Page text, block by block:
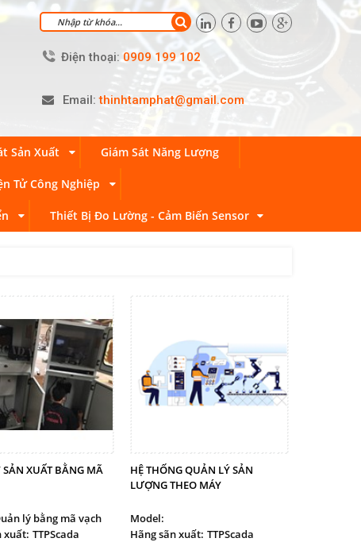
Điện thoại:0909 199 102
Email: thinhtamphat@gmail.com
Sản Xuất Giám Sát Năng Lượng
Tử Công Nghiệp
Thiết Bị Đo Lường - Cảm Biến Sensor
XUẤT BẰNG MÃ
lý bằng mã vạch
xuất: TTPScada
HỆ THỐNG QUẢN LÝ SẢN
LƯỢNG THEO MÁY
Model:
Hãng sãn xuất: TTPScada